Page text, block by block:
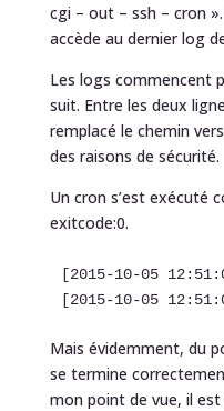
cgi – out – ssh – cron
accède au dernier log
Les logs commencent
suit. Entre les deux
remplacé le chemin
des raisons de sécurité.
Un cron s’est exécuté
exitcode:0.
[2015-10-05
[2015-10-05
Mais évidemment, du
se termine
mon point de vue, il